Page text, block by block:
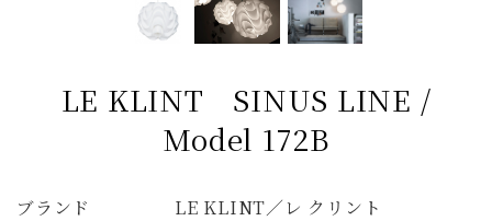
サイドテーブル
LE KLINT SINUS LINE /
Model 172B
ブランド LE KLINT／レ クリント